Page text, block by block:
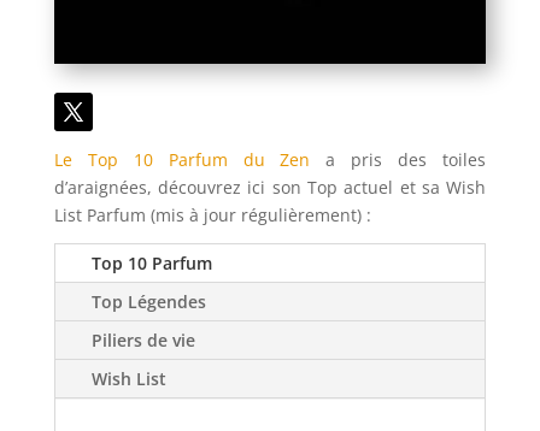
Le Top 10 Parfum du Zen a pris des toiles
d’araignées, découvrez ici son Top actuel et sa Wish
List Parfum (mis à jour régulièrement) :
Top 10 Parfum
Top Légendes
Piliers de vie
Wish List